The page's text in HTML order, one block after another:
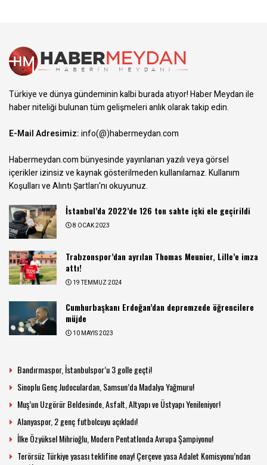
Türkiye ve dünya gündeminin kalbi burada atıyor! Haber Meydan ile
haber niteliği bulunan tüm gelişmeleri anlık olarak takip edin.
E-Mail Adresimiz:info(@)habermeydan.com
Habermeydan.com bünyesinde yayınlanan yazılı veya görsel
içerikler izinsiz ve kaynak gösterilmeden kullanılamaz.Kullanım
Koşulları ve Alıntı Şartları'nı okuyunuz.
İstanbul’da 2022’de 126 ton sahte içki ele geçirildi
8 OCAK 2023
Trabzonspor’dan ayrılan Thomas Meunier, Lille’e imza
attı!
19 TEMMUZ 2024
Cumhurbaşkanı Erdoğan’dan depremzede öğrencilere
müjde
10 MAYIS 2023
Bandırmaspor, İstanbulspor’u 3 golle geçti!
Sinoplu Genç Judoculardan, Samsun’da Madalya Yağmuru!
Muş’un Uzgörür Beldesinde, Asfalt, Altyapı ve Üstyapı Yenileniyor!
Alanyaspor, 2 genç futbolcuyu açıkladı!
İlke Özyüksel Mihrioğlu, Modern Pentatlonda Avrupa Şampiyonu!
Terörsüz Türkiye yasası teklifine onay! Çerçeve yasa Adalet Komisyonu’ndan